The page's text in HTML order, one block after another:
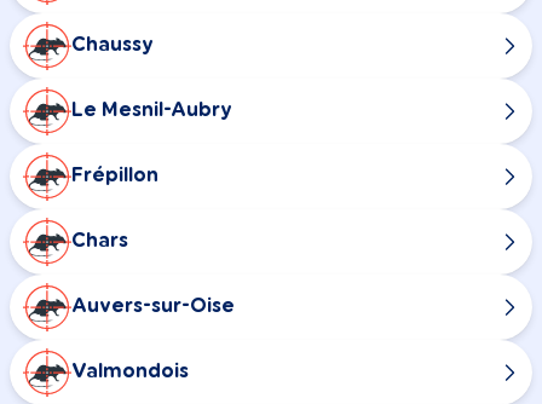
Chaussy
Le Mesnil-Aubry
Frépillon
Chars
Auvers-sur-Oise
Valmondois